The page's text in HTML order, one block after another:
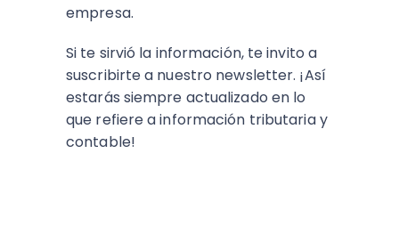
empresa.
Si te sirvió la información, te invito a
suscribirte a nuestro newsletter. ¡Así
estarás siempre actualizado en lo
que refiere a información tributaria y
contable!